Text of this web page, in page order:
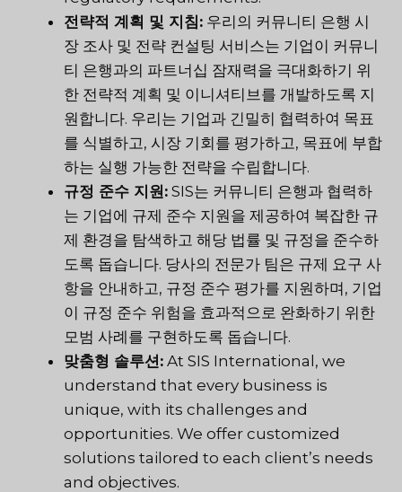
전략적 계획 및 지침: 우리의 커뮤니티 은행 시
장 조사 및 전략 컨설팅 서비스는 기업이 커뮤니
티 은행과의 파트너십 잠재력을 극대화하기 위
한 전략적 계획 및 이니셔티브를 개발하도록 지
원합니다. 우리는 기업과 긴밀히 협력하여 목표
를 식별하고, 시장 기회를 평가하고, 목표에 부합
하는 실행 가능한 전략을 수립합니다.
규정 준수 지원: SIS는 커뮤니티 은행과 협력하
는 기업에 규제 준수 지원을 제공하여 복잡한 규
제 환경을 탐색하고 해당 법률 및 규정을 준수하
도록 돕습니다. 당사의 전문가 팀은 규제 요구 사
항을 안내하고, 규정 준수 평가를 지원하며, 기업
이 규정 준수 위험을 효과적으로 완화하기 위한
모범 사례를 구현하도록 돕습니다.
맞춤형 솔루션: At SIS International, we
understand that every business is
unique, with its challenges and
opportunities. We offer customized
solutions tailored to each client’s needs
and objectives.